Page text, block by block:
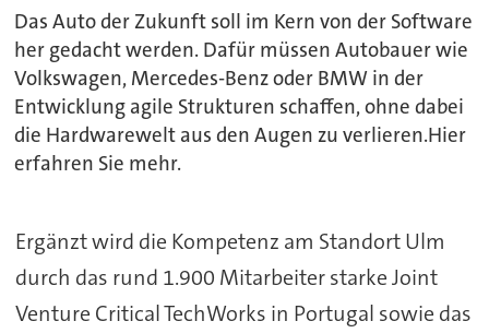
Das Auto der Zukunft soll im Kern von der Software
her gedacht werden. Dafür müssen Autobauer wie
Volkswagen, Mercedes-Benz oder BMW in der
Entwicklung agile Strukturen schaffen, ohne dabei
die Hardwarewelt aus den Augen zu verlieren.Hier
erfahren Sie mehr.
Ergänzt wird die Kompetenz am Standort Ulm
durch das rund 1.900 Mitarbeiter starke Joint
Venture Critical TechWorks in Portugal sowie das